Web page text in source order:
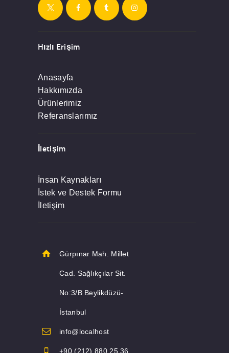
Hızlı Erişim
Anasayfa
Hakkımızda
Ürünlerimiz
Referanslarımız
İletişim
İnsan Kaynakları
İstek ve Destek Formu
İletişim
Gürpınar Mah. Millet
Cad. Sağlıkçılar Sit.
No:3/B Beylikdüzü-
İstanbul
info@localhost
+90 (212) 880 25 36